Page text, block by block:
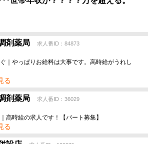
剤薬局 求人番ID：84873
｜やっぱりお給料は大事です。高時給がうれし
る
剤薬局 求人番ID：36029
高時給の求人です！【パート募集】
る